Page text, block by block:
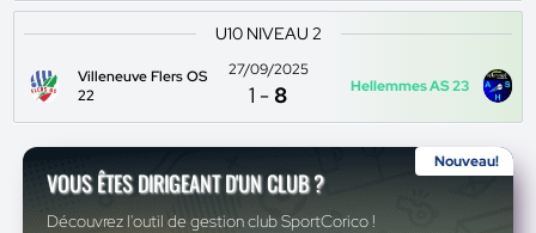
U10 NIVEAU 2
Villeneuve Flers OS
22
27/09/2025
1 -8 Hellemmes AS 23
Nouveau!
VOUS ÊTES DIRIGEANT D'UN CLUB ?
Découvrez l'outil de gestion club SportCorico !